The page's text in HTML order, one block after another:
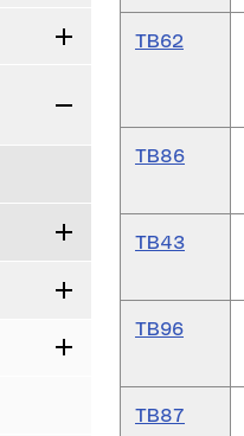
Aufklappen
Menüpunkt)
Zuklappen
Aufklappen
Aufklappen
Aufklappen
TB62
TB86
TB43
TB96
TB87